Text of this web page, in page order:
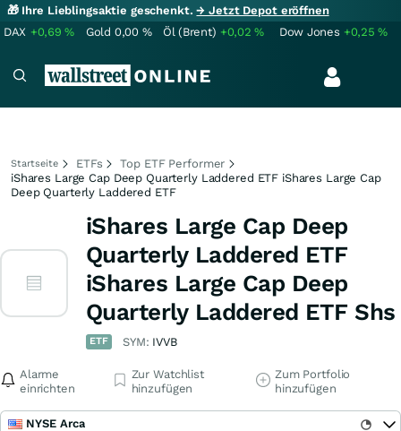
🎁 Ihre Lieblingsaktie geschenkt.→ Jetzt Depot eröffnen
DAX +0,69% Gold 0,00 % Öl (Brent) +0,02% Dow Jones +0,25%
Startseite ETFs
Top ETF Performer
iShares Large Cap Deep Quarterly Laddered ETF iShares Large Cap
Deep Quarterly Laddered ETF
iShares Large Cap Deep
Quarterly Laddered ETF
iShares Large Cap Deep
Quarterly Laddered ETF Shs
ETF SYM: IVVB
Alarme
einrichten
Zur Watchlist
hinzufügen
Zum Portfolio
hinzufügen
NYSE Arca